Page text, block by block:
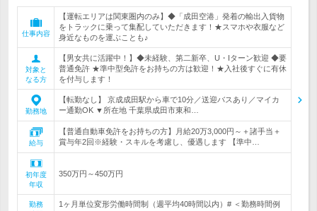
仕事内容
【運転エリアは関東圏内のみ】◆「成田空港」発着の輸出入貨物
をトラックに乗って集配していただきます！★スマホや衣服など
身近なものを運ぶことも♪
対象と
なる方
【男女共に活躍中！】◆未経験、第二新卒、U・Iターン歓迎 ◆要
普通免許 ★準中型免許をお持ちの方は歓迎！★入社後すぐに有休
を付与します！
勤務地
【転勤なし】 京成成田駅から車で10分／送迎バスあり／マイカ
ー通勤OK ▼所在地 千葉県成田市東和…
給与
【普通自動車免許をお持ちの方】月給20万3,000円～＋諸手当＋
賞与年2回※経験・スキルを考慮し、優遇します 【準中…
初年度
年収
350万円～450万円
勤務
1ヶ月単位変形労働時間制（週平均40時間以内）# ＜勤務時間例